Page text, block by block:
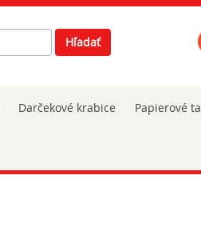
Hľadať
Darčekové krabice Papierové